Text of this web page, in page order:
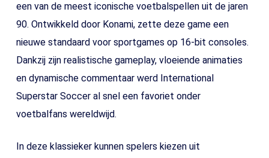
een van de meest iconische voetbalspellen uit de jaren
90. Ontwikkeld door Konami, zette deze game een
nieuwe standaard voor sportgames op 16-bit consoles.
Dankzij zijn realistische gameplay, vloeiende animaties
en dynamische commentaar werd International
Superstar Soccer al snel een favoriet onder
voetbalfans wereldwijd.
In deze klassieker kunnen spelers kiezen uit